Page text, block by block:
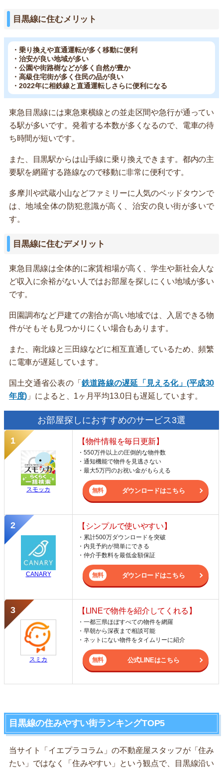
目黒線に住むメリット
・乗り換えや直通運転が多く移動に便利
・治安が良い地域が多い
・公園や街路樹などが多く自然が豊か
・高級住宅街が多く住民の品が良い
・2022年に相鉄線と直通運転しさらに便利になる
東急目黒線には東急東横線との並走区間や急行が通ってい
る駅が多いです。発着する本数が多くなるので、電車の待
ち時間が短いです。
また、目黒駅からは山手線に乗り換えできます。都内の主
要駅を網羅する路線なので移動に非常に便利です。
多摩川や武蔵小山などファミリーに人気のベッドタウンで
は、地域全体の防犯意識が高く、治安の良い街が多いで
す。
目黒線に住むデメリット
東急目黒線は全体的に家賃相場が高く、学生や新社会人な
ど収入に余裕がない人ではお部屋を探しにくい地域が多い
です。
田園調布など戸建ての割合が高い地域では、入居できる物
件がそもそも見つかりにくい場合もあります。
また、南北線と三田線などに相互直通しているため、頻繁
に電車が遅延しています。
国土交通省公表の「鉄道路線の遅延「見える化」(平成30
年度) 」によると、1ヶ月平均13.0日も遅延しています。
お部屋探しにおすすめのサービス3選
スモッカ
【物件情報を毎日更新】
・550万件以上の圧倒的な物件数
・通知機能で物件を見逃さない
・最大5万円のお祝い金がもらえる
ダウンロードはこちら
CANARY
【シンプルで使いやすい】
・累計500万ダウンロードを突破
・内見予約が簡単にできる
・仲介手数料を最低金額保証
ダウンロードはこちら
スミカ
【LINEで物件を紹介してくれる】
・一都三県ほぼすべての物件を網羅
・早朝から深夜まで相談可能
・ネットにない物件をタイムリーに紹介
公式LINEはこちら
目黒線の住みやすい街ランキングTOP5
当サイト「イエプラコラム」の不動産屋スタッフが「住み
たい」ではなく「住みやすい」という観点で、目黒線沿い